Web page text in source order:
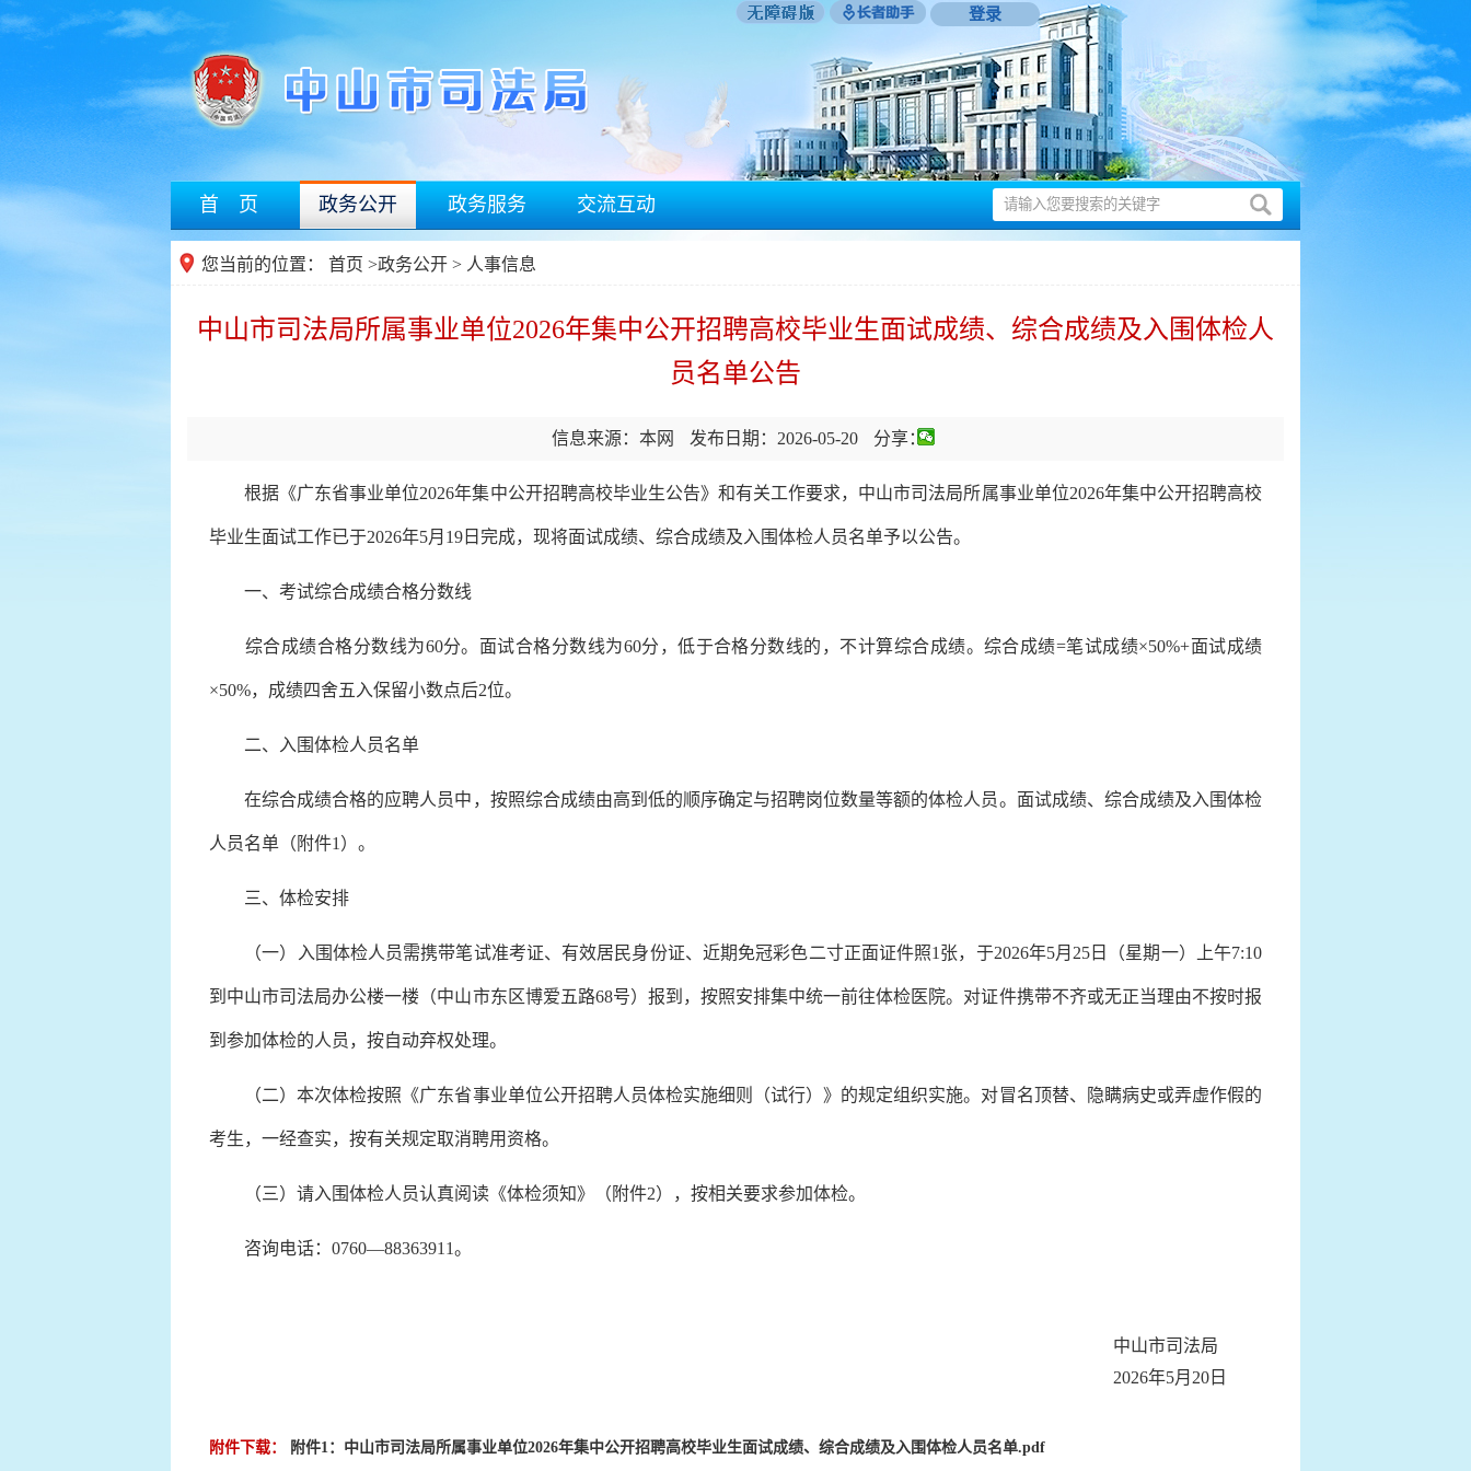
登录
首 页 政务公开 政务服务 交流互动
您当前的位置： 首页 >政务公开 > 人事信息
中山市司法局所属事业单位2026年集中公开招聘高校毕业生面试成绩、综合成绩及入围体检人
员名单公告
信息来源：本网 发布日期：2026-05-20 分享：
根据《广东省事业单位2026年集中公开招聘高校毕业生公告》和有关工作要求，中山市司法局所属事业单位2026年集中公开招聘高校
毕业生面试工作已于2026年5月19日完成，现将面试成绩、综合成绩及入围体检人员名单予以公告。
一、考试综合成绩合格分数线
综合成绩合格分数线为60分。面试合格分数线为60分，低于合格分数线的，不计算综合成绩。综合成绩=笔试成绩×50%+面试成绩
×50%，成绩四舍五入保留小数点后2位。
二、入围体检人员名单
在综合成绩合格的应聘人员中，按照综合成绩由高到低的顺序确定与招聘岗位数量等额的体检人员。面试成绩、综合成绩及入围体检
人员名单（附件1）。
三、体检安排
（一）入围体检人员需携带笔试准考证、有效居民身份证、近期免冠彩色二寸正面证件照1张，于2026年5月25日（星期一）上午7:10
到中山市司法局办公楼一楼（中山市东区博爱五路68号）报到，按照安排集中统一前往体检医院。对证件携带不齐或无正当理由不按时报
到参加体检的人员，按自动弃权处理。
（二）本次体检按照《广东省事业单位公开招聘人员体检实施细则（试行）》的规定组织实施。对冒名顶替、隐瞒病史或弄虚作假的
考生，一经查实，按有关规定取消聘用资格。
（三）请入围体检人员认真阅读《体检须知》（附件2），按相关要求参加体检。
咨询电话：0760—88363911。
中山市司法局
2026年5月20日
附件下载： 附件1：中山市司法局所属事业单位2026年集中公开招聘高校毕业生面试成绩、综合成绩及入围体检人员名单.pdf